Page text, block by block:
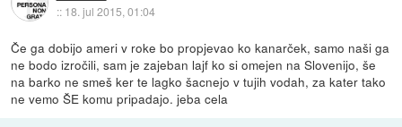
:: 18. jul 2015, 01:04
Če ga dobijo ameri v roke bo propjevao ko kanarček, samo naši ga
ne bodo izročili, sam je zajeban lajf ko si omejen na Slovenijo, še
na barko ne smeš ker te lagko šacnejo v tujih vodah, za kater tako
ne vemo ŠE komu pripadajo. jeba cela